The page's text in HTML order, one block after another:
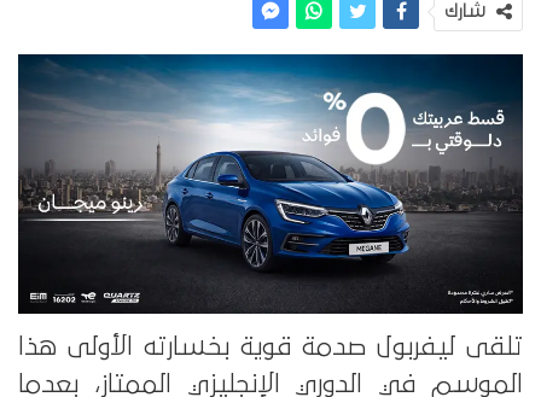
شارك
تلقى ليفربول صدمة قوية بخسارته الأولى هذا
الموسم في الدوري الإنجليزي الممتاز، بعدما